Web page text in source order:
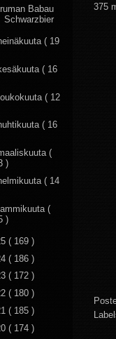
375
Babau
Schwarzbier
( 19
( 16
( 12
( 16
(
)
( 14
(
)
( 169 )
( 186 )
( 172 )
( 180 )
( 185 )
( 174 )